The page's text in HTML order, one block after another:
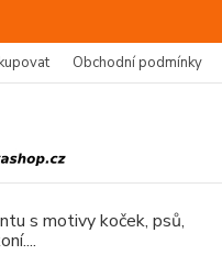
Obchodní podmínky
s motivy koček, psů,